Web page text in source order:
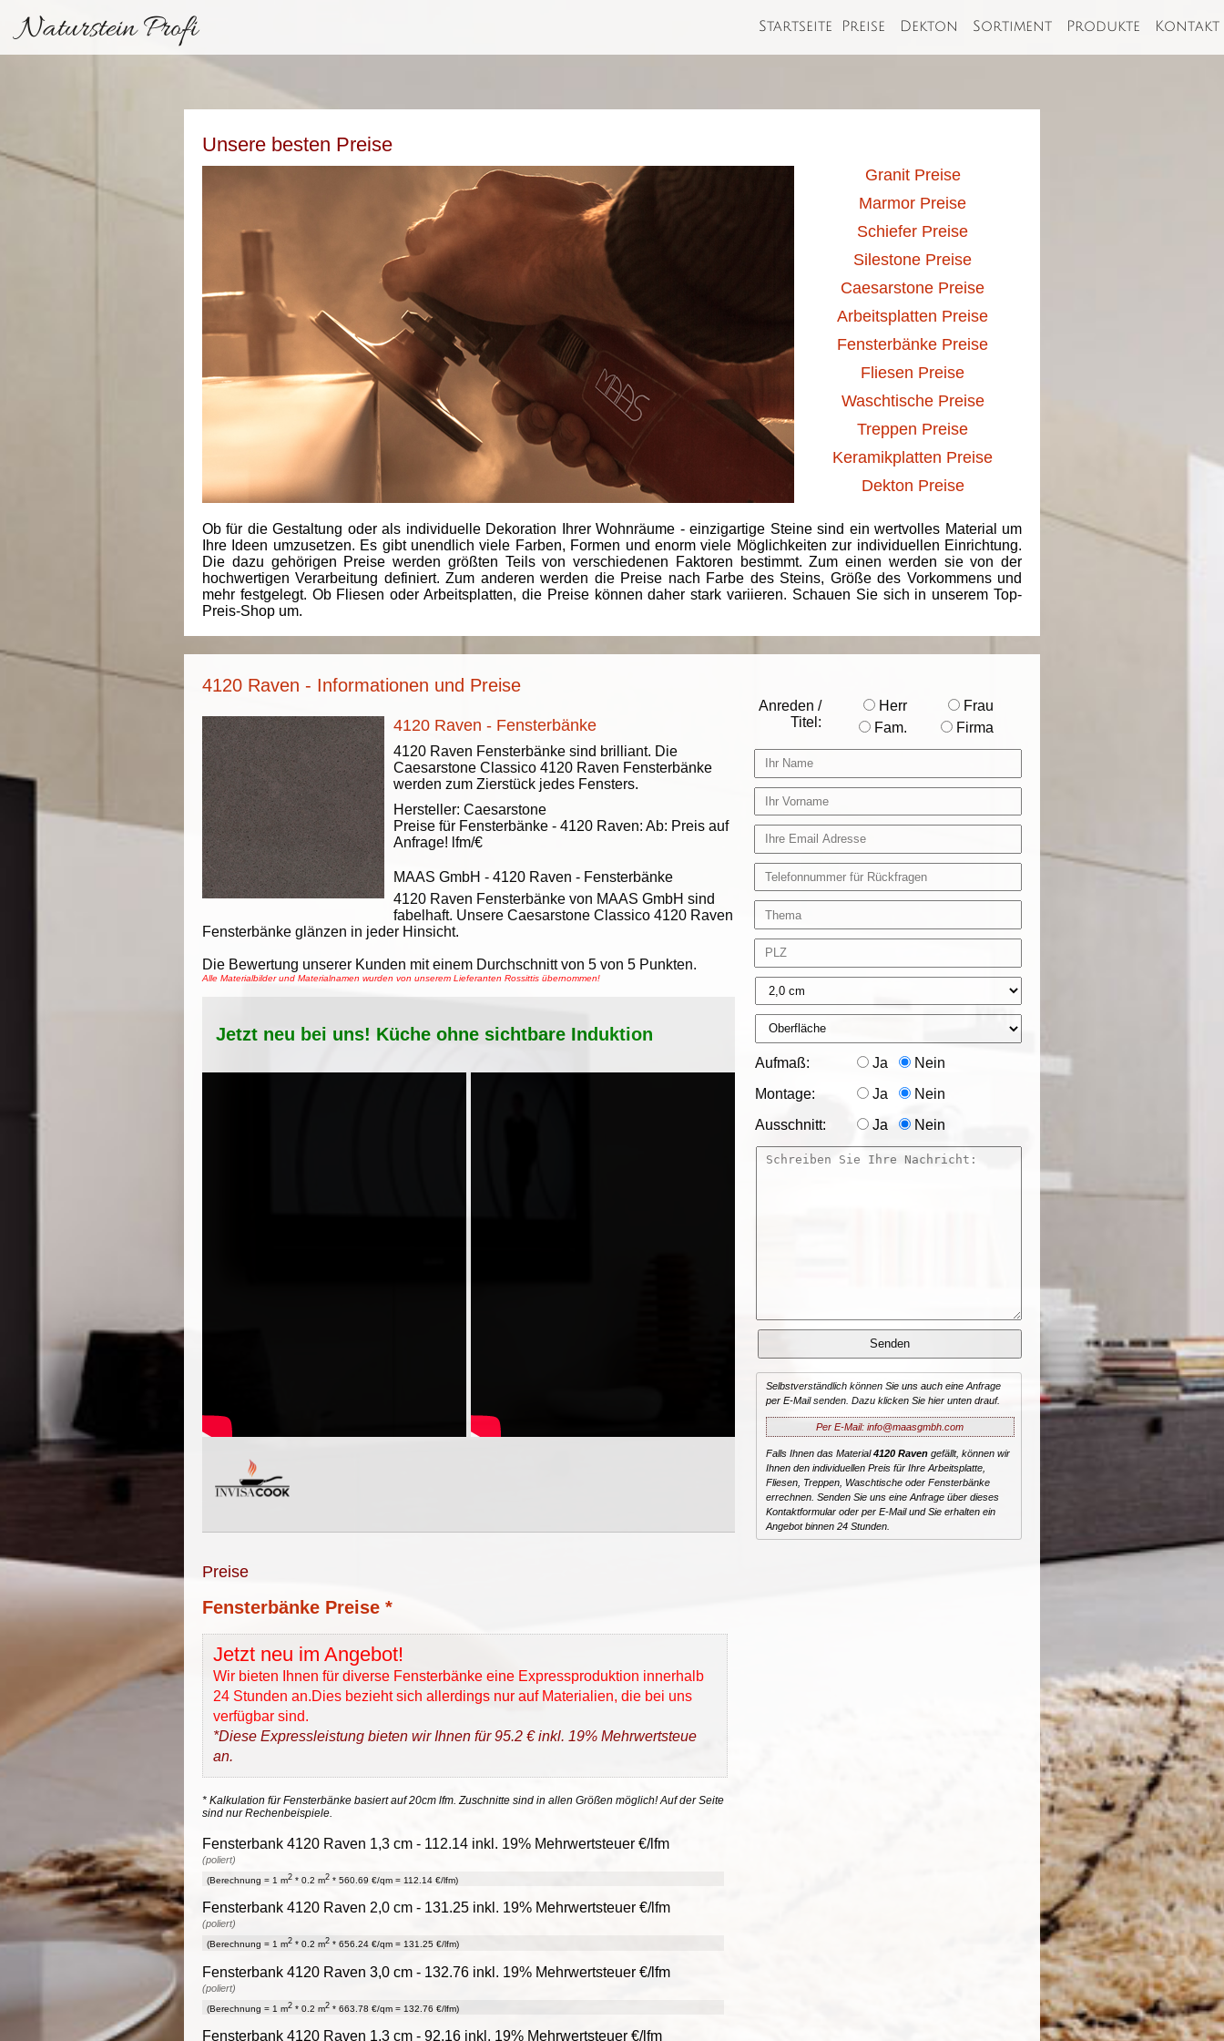
Naturstein Profi Startseite Preise Dekton Sortiment Produkte Kontakt
Unsere besten Preise
Granit Preise
Marmor Preise
Schiefer Preise
Silestone Preise
Caesarstone Preise
Arbeitsplatten Preise
Fensterbänke Preise
Fliesen Preise
Waschtische Preise
Treppen Preise
Keramikplatten Preise
Dekton Preise
Ob für die Gestaltung oder als individuelle Dekoration Ihrer Wohnräume - einzigartige Steine sind ein wertvolles Material um
Ihre Ideen umzusetzen. Es gibt unendlich viele Farben, Formen und enorm viele Möglichkeiten zur individuellen Einrichtung.
Die dazu gehörigen Preise werden größten Teils von verschiedenen Faktoren bestimmt. Zum einen werden sie von der
hochwertigen Verarbeitung definiert. Zum anderen werden die Preise nach Farbe des Steins, Größe des Vorkommens und
mehr festgelegt. Ob Fliesen oder Arbeitsplatten, die Preise können daher stark variieren. Schauen Sie sich in unserem Top-
Preis-Shop um.
4120 Raven - Informationen und Preise
4120 Raven - Fensterbänke
4120 Raven Fensterbänke sind brilliant. Die
Caesarstone Classico 4120 Raven Fensterbänke
werden zum Zierstück jedes Fensters.
Hersteller: Caesarstone
Preise für Fensterbänke - 4120 Raven: Ab: Preis auf
Anfrage! lfm/€
MAAS GmbH - 4120 Raven - Fensterbänke
4120 Raven Fensterbänke von MAAS GmbH sind
fabelhaft. Unsere Caesarstone Classico 4120 Raven
Fensterbänke glänzen in jeder Hinsicht.
Die Bewertung unserer Kunden mit einem Durchschnitt von 5 von 5 Punkten.
Alle Materialbilder und Materialnamen wurden von unserem Lieferanten Rossittis übernommen!
Jetzt neu bei uns! Küche ohne sichtbare Induktion
Preise
Fensterbänke Preise *
Jetzt neu im Angebot!
Wir bieten Ihnen für diverse Fensterbänke eine Expressproduktion innerhalb
24 Stunden an.Dies bezieht sich allerdings nur auf Materialien, die bei uns
verfügbar sind.
*Diese Expressleistung bieten wir Ihnen für 95.2 € inkl. 19% Mehrwertsteue
an.
* Kalkulation für Fensterbänke basiert auf 20cm lfm. Zuschnitte sind in allen Größen möglich! Auf der Seite
sind nur Rechenbeispiele.
Fensterbank 4120 Raven 1,3 cm - 112.14 inkl. 19% Mehrwertsteuer €/lfm
(poliert)
(Berechnung = 1 m2 * 0.2 m2 * 560.69 €/qm = 112.14 €/lfm)
Fensterbank 4120 Raven 2,0 cm - 131.25 inkl. 19% Mehrwertsteuer €/lfm
(poliert)
(Berechnung = 1 m2 * 0.2 m2 * 656.24 €/qm = 131.25 €/lfm)
Fensterbank 4120 Raven 3,0 cm - 132.76 inkl. 19% Mehrwertsteuer €/lfm
(poliert)
(Berechnung = 1 m2 * 0.2 m2 * 663.78 €/qm = 132.76 €/lfm)
Fensterbank 4120 Raven 1,3 cm - 92.16 inkl. 19% Mehrwertsteuer €/lfm
Anreden /
Titel:
Herr
Frau
Fam.
Firma
Aufmaß: Ja Nein
Montage: Ja Nein
Ausschnitt: Ja Nein
Selbstverständlich können Sie uns auch eine Anfrage
per E-Mail senden. Dazu klicken Sie hier unten drauf.
Per E-Mail: info@maasgmbh.com
Falls Ihnen das Material4120 Ravengefällt, können wir
Ihnen den individuellen Preis für Ihre Arbeitsplatte,
Fliesen, Treppen, Waschtische oder Fensterbänke
errechnen. Senden Sie uns eine Anfrage über dieses
Kontaktformular oder per E-Mail und Sie erhalten ein
Angebot binnen 24 Stunden.